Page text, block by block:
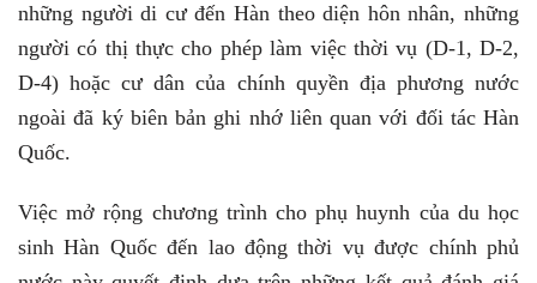
những người di cư đến Hàn theo diện hôn nhân, những
người có thị thực cho phép làm việc thời vụ (D-1, D-2,
D-4) hoặc cư dân của chính quyền địa phương nước
ngoài đã ký biên bản ghi nhớ liên quan với đối tác Hàn
Quốc.
Việc mở rộng chương trình cho phụ huynh của du học
sinh Hàn Quốc đến lao động thời vụ được chính phủ